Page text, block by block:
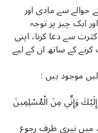
حوالے سے مادی اور
ایک چیز پر توجہ
سے دعا کرنا، اپنی
کرنے کے ساتھ ان کے لیے
موجود ہیں :
وَإِنِّي مِنَ الْمُسْلِمِينَ
میں تیری طرف رجوع